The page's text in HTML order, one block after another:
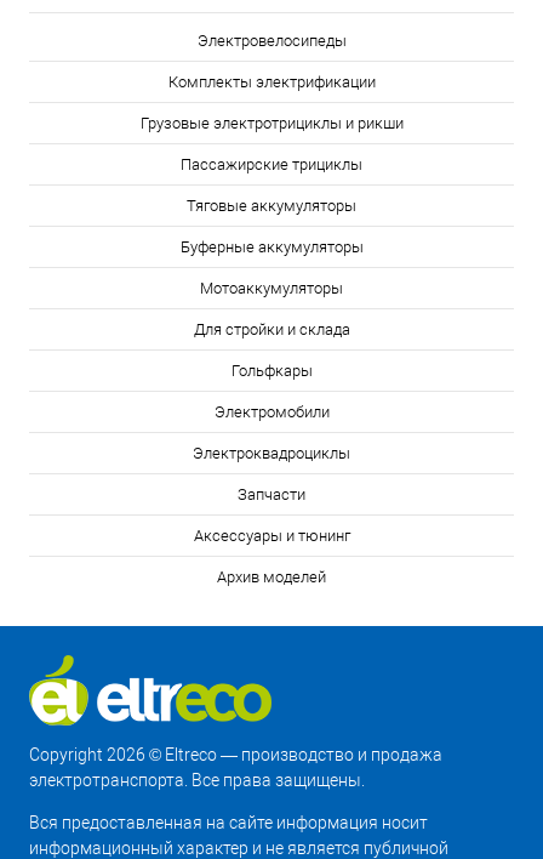
Электровелосипеды
Комплекты электрификации
Грузовые электротрициклы и рикши
Пассажирские трициклы
Тяговые аккумуляторы
Буферные аккумуляторы
Мотоаккумуляторы
Для стройки и склада
Гольфкары
Электромобили
Электроквадроциклы
Запчасти
Аксессуары и тюнинг
Архив моделей
Copyright 2026 © Eltreco — производство и продажа
электротранспорта. Все права защищены.
Вся предоставленная на сайте информация носит
информационный характер и не является публичной